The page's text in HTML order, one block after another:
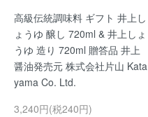
高級伝統調味料 ギフト 井上し
ょうゆ 醸し 720ml & 井上しょ
うゆ 造り 720ml 贈答品 井上
醤油発売元 株式会社片山 Kata
yama Co. Ltd.
3,240円(税240円)